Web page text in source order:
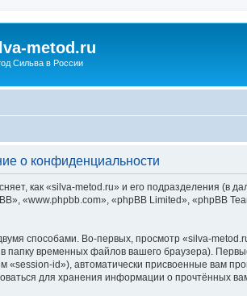
metod.ru
Сильва в России
о конфиденциальности
как «silva-metod.ru» и его подразделения (в
«www.phpbb.com», «phpBB Limited», «phpBB
способами. Во-первых, просмотр «silva-
папку временных файлов вашего браузера).
«session-id»), автоматически присвоенные вам
для хранения информации о прочтённых